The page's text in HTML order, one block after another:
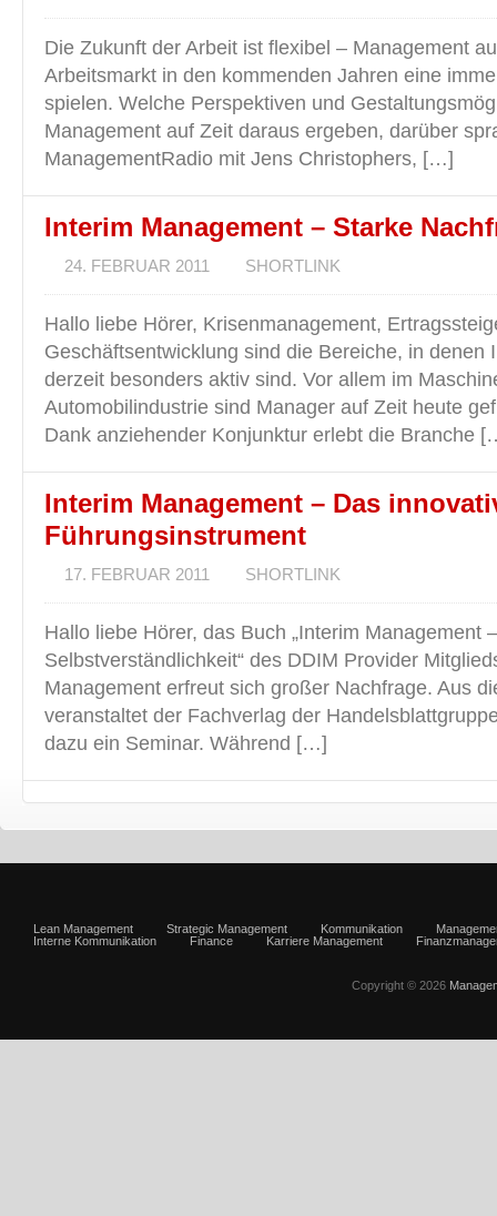
Die Zukunft der Arbeit ist flexibel – Management
Arbeitsmarkt in den kommenden Jahren eine
spielen. Welche Perspektiven und
Management auf Zeit daraus ergeben, darüber
ManagementRadio mit Jens Christophers, […]
Interim Management – Starke
24. FEBRUAR 2011 SHORTLINK
Hallo liebe Hörer, Krisenmanagement,
Geschäftsentwicklung sind die Bereiche, in denen
derzeit besonders aktiv sind. Vor allem im
Automobilindustrie sind Manager auf Zeit heute
Dank anziehender Konjunktur erlebt die Branche
Interim Management – Das
Führungsinstrument
17. FEBRUAR 2011 SHORTLINK
Hallo liebe Hörer, das Buch „Interim Management
Selbstverständlichkeit“ des DDIM Provider
Management erfreut sich großer Nachfrage. Aus
veranstaltet der Fachverlag der
dazu ein Seminar. Während […]
Lean Management Strategic Management Kommunikation
Interne Kommunikation
Finance Karriere Management
Copyright © 2026